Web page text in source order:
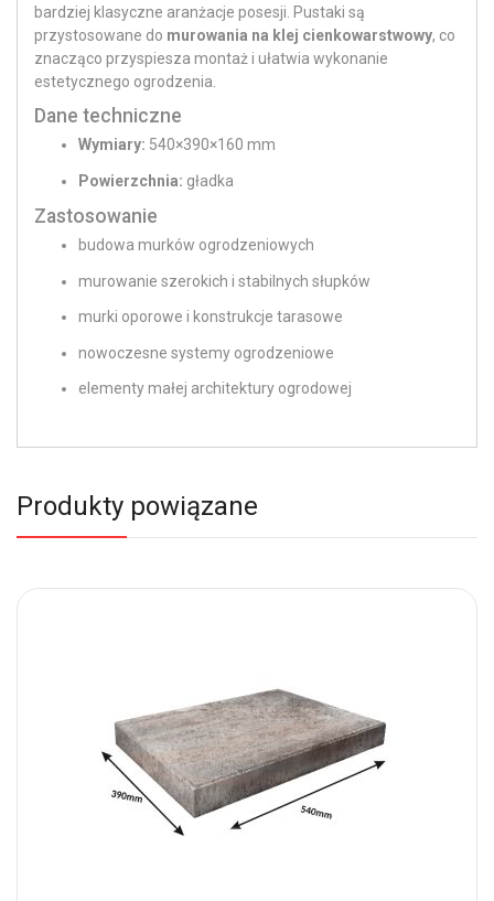
bardziej klasyczne aranżacje posesji. Pustaki są
przystosowane do murowania na klej cienkowarstwowy, co
znacząco przyspiesza montaż i ułatwia wykonanie
estetycznego ogrodzenia.
Dane techniczne
Wymiary: 540×390×160 mm
Powierzchnia: gładka
Zastosowanie
budowa murków ogrodzeniowych
murowanie szerokich i stabilnych słupków
murki oporowe i konstrukcje tarasowe
nowoczesne systemy ogrodzeniowe
elementy małej architektury ogrodowej
Produkty powiązane